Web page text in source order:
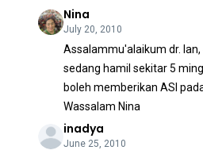
Nina
July 20, 2010
Assalammu'alaikum dr.
sedang hamil sekitar 5
boleh memberikan ASI
Wassalam Nina
inadya
June 25, 2010